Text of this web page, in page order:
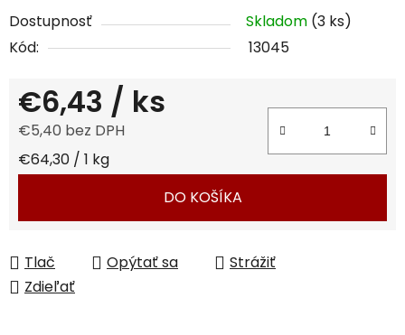
Dostupnosť Skladom (3 ks)
Kód:
13045
€6,43 / ks
€5,40 bez DPH
Jednotková cena:
€64,30 / 1 kg
DO KOŠÍKA
Tlač Opýtať sa
Strážiť
Zdieľať